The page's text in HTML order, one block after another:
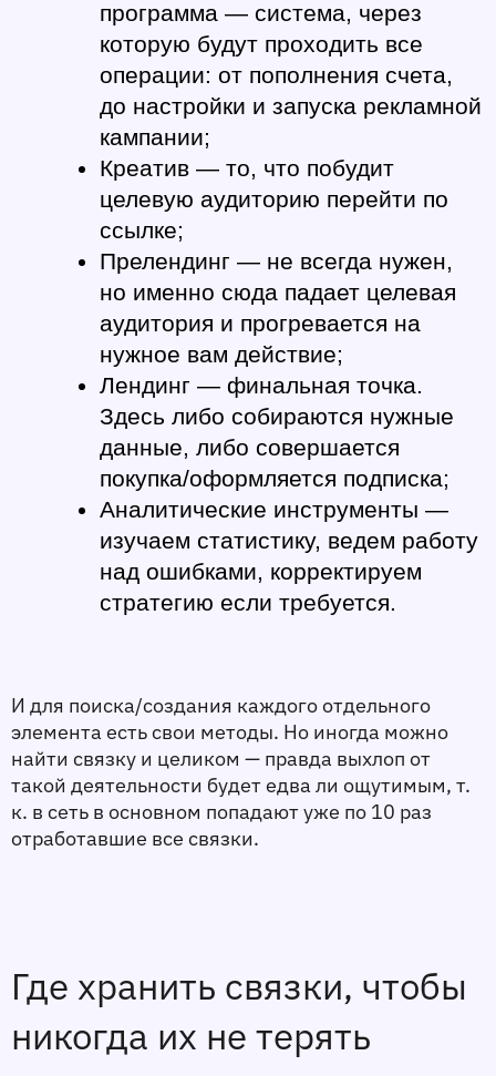
программа — система, через
которую будут проходить все
операции: от пополнения счета,
до настройки и запуска рекламной
кампании;
Креатив — то, что побудит
целевую аудиторию перейти по
ссылке;
Прелендинг — не всегда нужен,
но именно сюда падает целевая
аудитория и прогревается на
нужное вам действие;
Лендинг — финальная точка.
Здесь либо собираются нужные
данные, либо совершается
покупка/оформляется подписка;
Аналитические инструменты —
изучаем статистику, ведем работу
над ошибками, корректируем
стратегию если требуется.
И для поиска/создания каждого отдельного
элемента есть свои методы. Но иногда можно
найти связку и целиком — правда выхлоп от
такой деятельности будет едва ли ощутимым, т.
к. в сеть в основном попадают уже по 10 раз
отработавшие все связки.
Где хранить связки, чтобы
никогда их не терять